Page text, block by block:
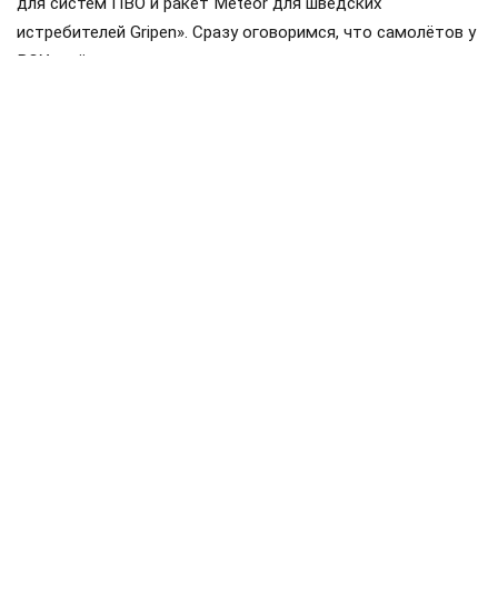
истребителей Gripen». Сразу оговоримся, что самолётов у
ВСУ ещё нет, но планы на них уже наполеоновские.